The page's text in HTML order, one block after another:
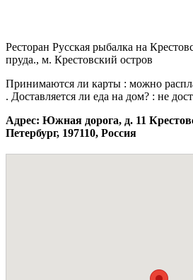
Ресторан Русская рыбалка на
пруда., м. Крестовский остров
Принимаются ли карты : можно
. Доставляется ли еда на дом? : не
Адрес: Южная дорога, д. 11
Петербург, 197110, Россия